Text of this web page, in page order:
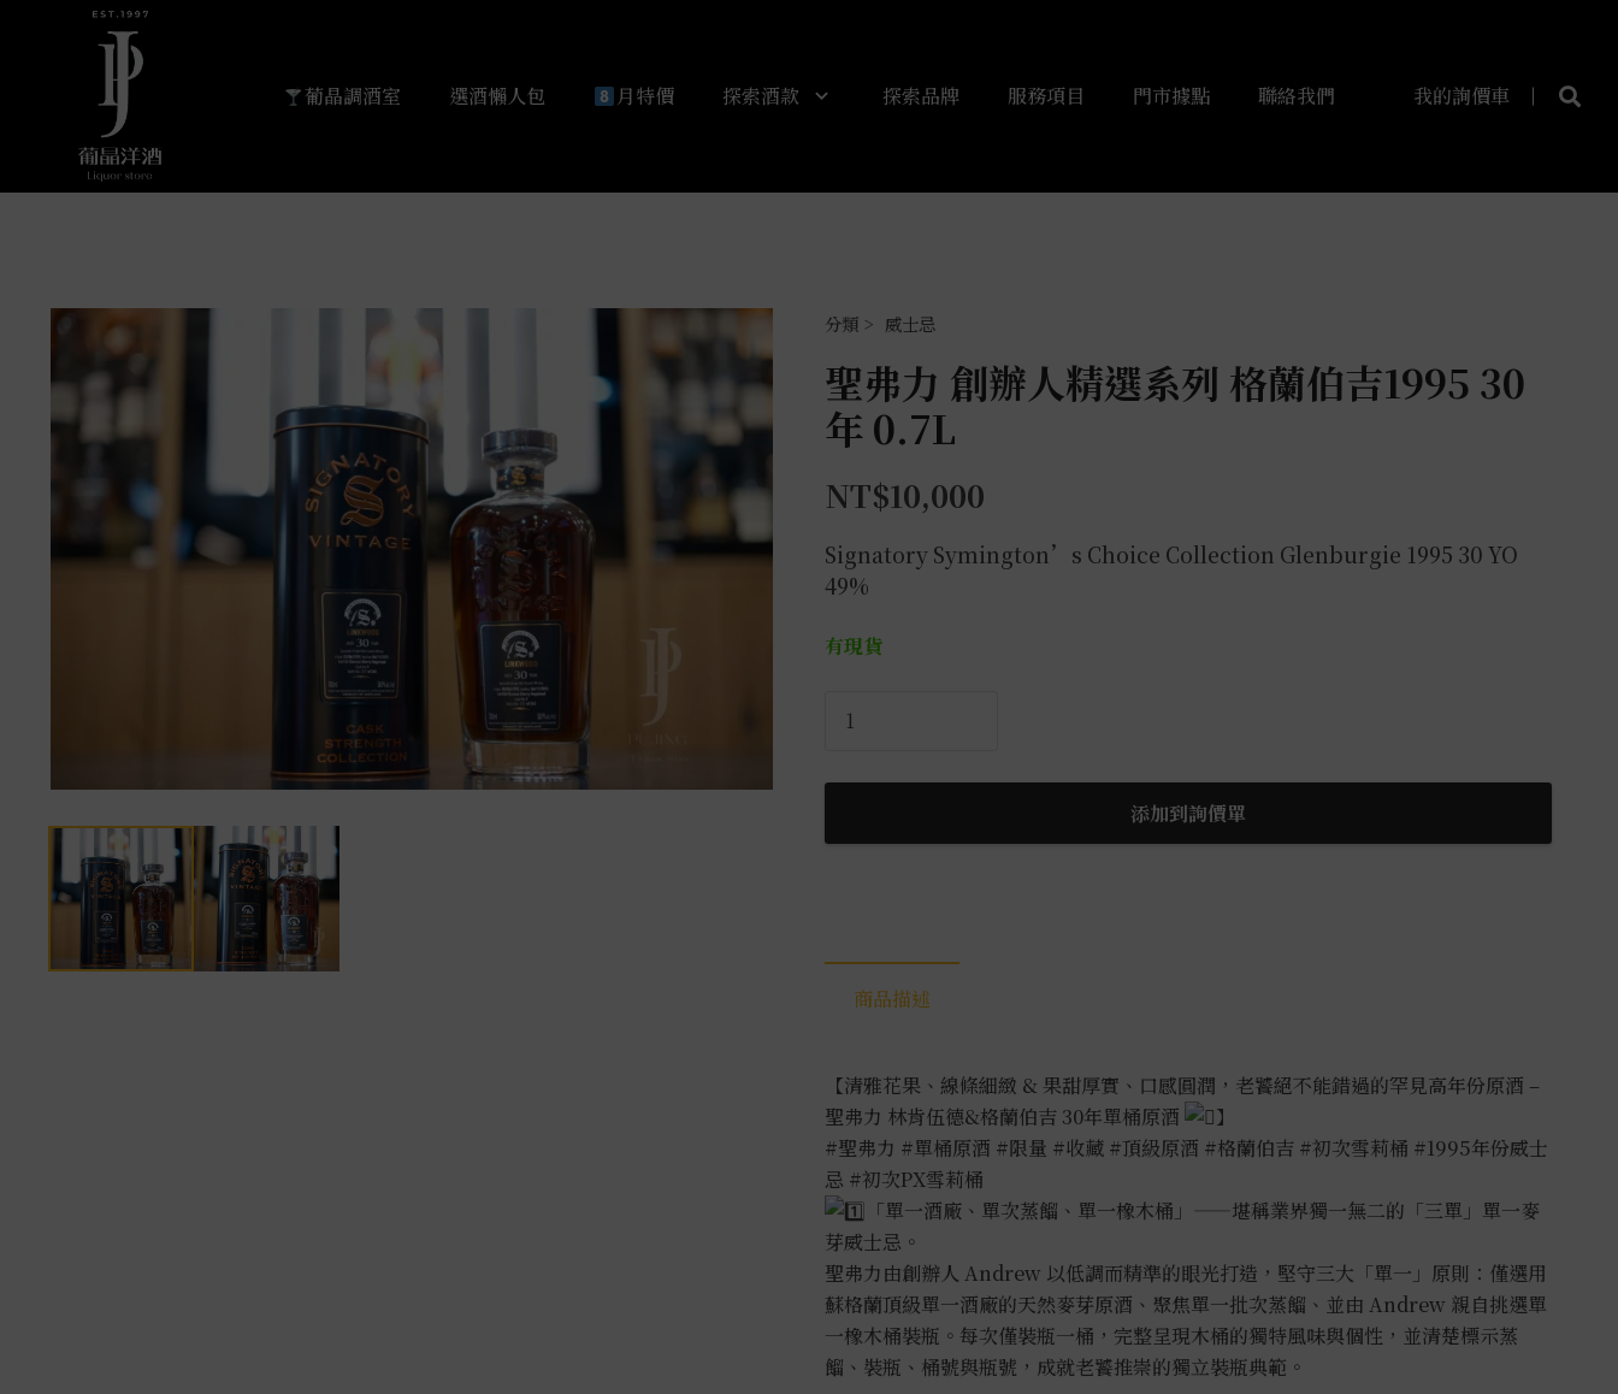
葡晶調酒室 選酒懶人包 月特價 探索酒款 探索品牌 服務項目 門市據點 聯絡我們 我的詢價車
威士忌
聖弗力 創辦人精選系列 格蘭伯吉1995 30
年 0.7L
NT$10,000
Signatory Symington’s Choice Collection Glenburgie 1995 30 YO
49%
有現貨
系
伯
吉
1995
30
年
0.7L
數
量
添加到詢價單
商品描述
【清雅花果、線條細緻 & 果甜厚實、口感圓潤，老饕絕不能錯過的罕見高年份原酒 –
聖弗力 林肯伍德&格蘭伯吉 30年單桶原酒
】
#聖弗力 #單桶原酒 #限量 #收藏 #頂級原酒 #格蘭伯吉 #初次雪莉桶 #1995年份威士
忌 #初次PX雪莉桶
「單一酒廠、單次蒸餾、單一橡木桶」——堪稱業界獨一無二的「三單」單一麥
芽威士忌。
聖弗力由創辦人 Andrew 以低調而精準的眼光打造，堅守三大「單一」原則：僅選用
蘇格蘭頂級單一酒廠的天然麥芽原酒、聚焦單一批次蒸餾、並由 Andrew 親自挑選單
一橡木桶裝瓶。每次僅裝瓶一桶，完整呈現木桶的獨特風味與個性，並清楚標示蒸
餾、裝瓶、桶號與瓶號，成就老饕推崇的獨立裝瓶典範。